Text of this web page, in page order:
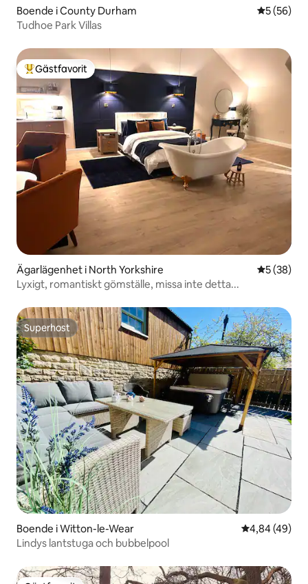
Boende i County Durham 5 av 5 i
5 (56)
Tudhoe Park Villas
Populär gästfavorit
Gästfavorit
Ägarlägenhet i North Yorkshire 5 av 5 i
5 (38)
Lyxigt, romantiskt gömställe, missa inte detta...
Superhost
Superhost
Boende i Witton-le-Wear 4,84 av 5 i
4,84 (49)
Lindys lantstuga och bubbelpool